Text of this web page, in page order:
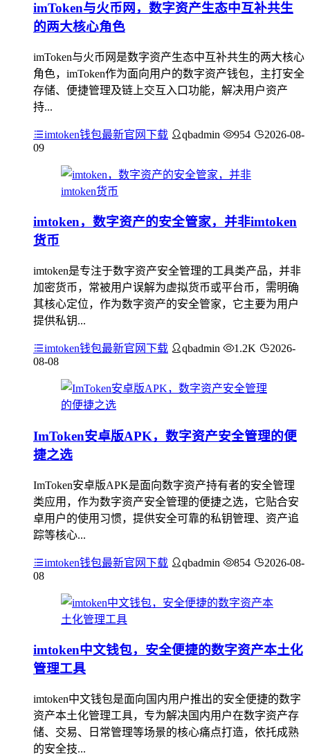
imToken与火币网，数字资产生态中互补共生
的两大核心角色
imToken与火币网是数字资产生态中互补共生的两大核心
角色，imToken作为面向用户的数字资产钱包，主打安全
存储、便捷管理及链上交互入口功能，解决用户资产
持...
imtoken钱包最新官网下载 qbadmin 954
2026-08-
09
imtoken，数字资产的安全管家，并非imtoken
货币
imtoken是专注于数字资产安全管理的工具类产品，并非
加密货币，常被用户误解为虚拟货币或平台币，需明确
其核心定位，作为数字资产的安全管家，它主要为用户
提供私钥...
imtoken钱包最新官网下载 qbadmin 1.2K
2026-
08-08
ImToken安卓版APK，数字资产安全管理的便
捷之选
ImToken安卓版APK是面向数字资产持有者的安全管理
类应用，作为数字资产安全管理的便捷之选，它贴合安
卓用户的使用习惯，提供安全可靠的私钥管理、资产追
踪等核心...
imtoken钱包最新官网下载 qbadmin 854
2026-08-
08
imtoken中文钱包，安全便捷的数字资产本土化
管理工具
imtoken中文钱包是面向国内用户推出的安全便捷的数字
资产本土化管理工具，专为解决国内用户在数字资产存
储、交易、日常管理等场景的核心痛点打造，依托成熟
的安全技...